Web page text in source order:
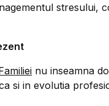
stresului,
nu inseamna
si in evolutia